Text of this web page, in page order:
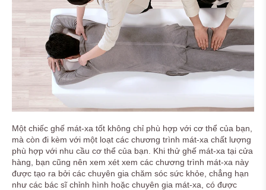
Một chiếc ghế mát-xa tốt không chỉ phù hợp với cơ thể của bạn,
mà còn đi kèm với một loạt các chương trình mát-xa chất lượng
phù hợp với nhu cầu cơ thể của bạn. Khi thử ghế mát-xa tại cửa
hàng, bạn cũng nên xem xét xem các chương trình mát-xa này
được tạo ra bởi các chuyên gia chăm sóc sức khỏe, chẳng hạn
như các bác sĩ chỉnh hình hoặc chuyên gia mát-xa, có được